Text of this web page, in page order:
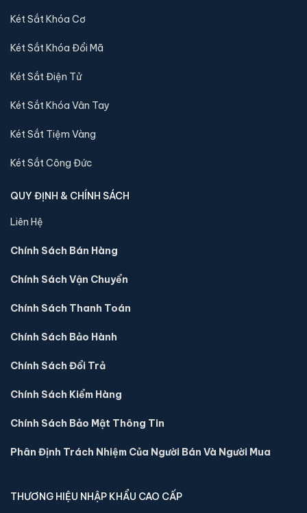
Sản phẩm cùng dòng Két sắt Việt Tiệp
Luxury
Khám phá thêm các mẫu thuộc dòng
để tiện so sánh kích thước, công nghệ khoá và mức giá trước
khi đặt hàng.
Két sắt việt tiệp BO50FE Luxury màu xanh
🔒 Khoá:Khóa vân tay điện tử
Xem chi tiết →
Két Sắt Khóa Cơ
Két Sắt Khóa Đổi Mã
Két Sắt Điện Tử
Két Sắt Khóa Vân Tay
Két Sắt Tiệm Vàng
Két Sắt Công Đức
QUY ĐỊNH & CHÍNH SÁCH
Liên Hệ
Chính Sách Bán Hàng
Chính Sách Vận Chuyển
Chính Sách Thanh Toán
Chính Sách Bảo Hành
Chính Sách Đổi Trả
Chính Sách Kiểm Hàng
Chính Sách Bảo Mật Thông Tin
Phân Định Trách Nhiệm Của Người Bán Và Người Mua
THƯƠNG HIỆU NHẬP KHẨU CAO CẤP